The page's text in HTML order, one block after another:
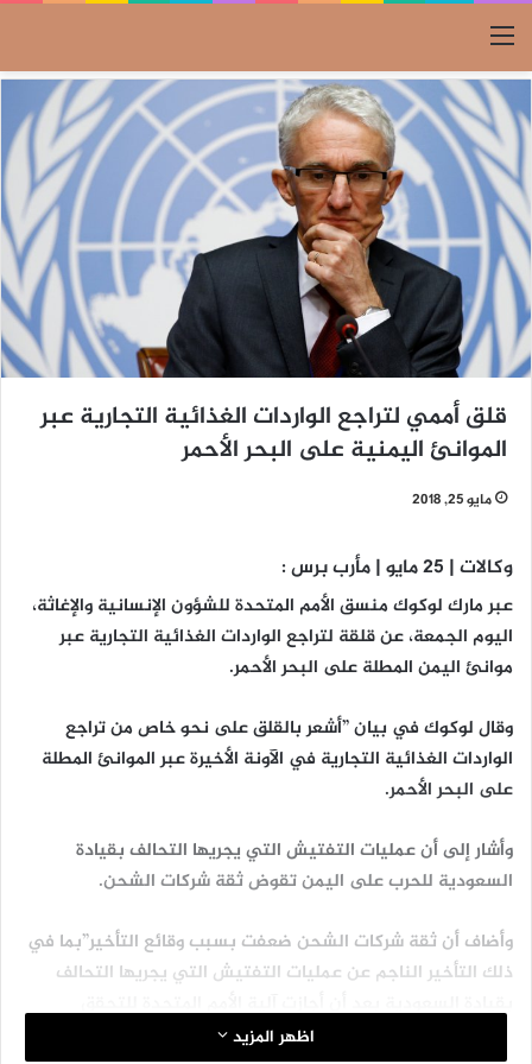
القائمة
قلق أممي لتراجع الواردات الغذائية التجارية عبر
الموانئ اليمنية على البحر الأحمر
مايو 25, 2018
وكالات | 25 مايو | مأرب برس :
عبر مارك لوكوك منسق الأمم المتحدة للشؤون الإنسانية والإغاثة،
اليوم الجمعة، عن قلقة لتراجع الواردات الغذائية التجارية عبر
موانئ اليمن المطلة على البحر الأحمر.
وقال لوكوك في بيان ”أشعر بالقلق على نحو خاص من تراجع
الواردات الغذائية التجارية في الآونة الأخيرة عبر الموانئ المطلة
على البحر الأحمر.
وأشار إلى أن عمليات التفتيش التي يجريها التحالف بقيادة
السعودية للحرب على اليمن تقوض ثقة شركات الشحن.
وأضاف أن ثقة شركات الشحن ضعفت بسبب وقائع التأخير”بما في
ذلك التأخير الناجم عن عمليات التفتيش التي يجريها التحالف
والتفتيش مرور هذه السفن“ حد وصفه.
اظهر المزيد